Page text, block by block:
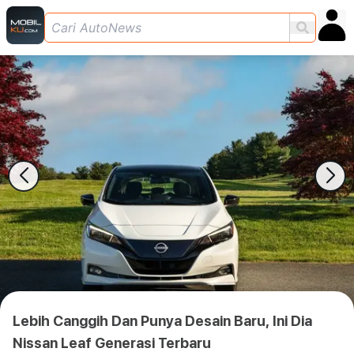
Lebih Canggih Dan Punya Desain Baru, Ini Dia
Nissan Leaf Generasi Terbaru